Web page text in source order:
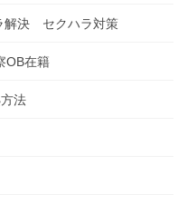
解決 セクハラ対策
OB在籍
法